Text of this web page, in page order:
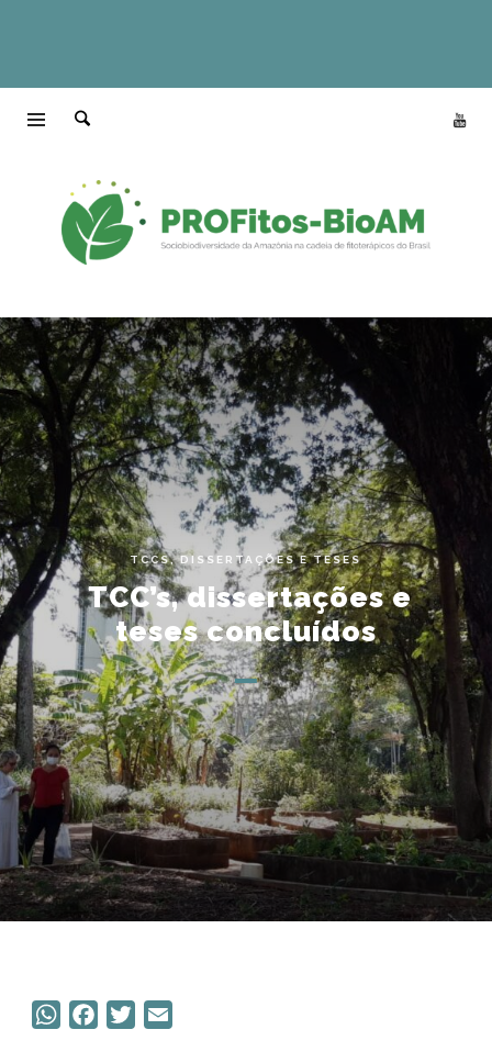
TCCS, DISSERTAÇÕES E TESES
TCC’s, dissertações e
teses concluídos
W